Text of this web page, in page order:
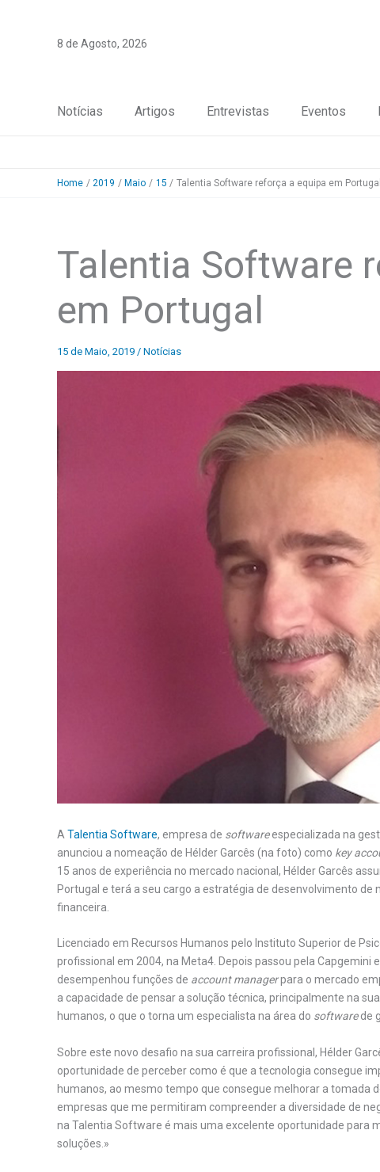
8 de Agosto, 2026
Notícias Artigos Entrevistas Eventos
Home 2019 Maio 15 Talentia Software reforça a equipa em Portugal
Talentia Software
em Portugal
15 de Maio, 2019 / Notícias
A Talentia Software, empresa de softwareespecializada na
anunciou a nomeação de Hélder Garcês (na foto) como key
15 anos de experiência no mercado nacional, Hélder Garcês
Portugal e terá a seu cargo a estratégia de desenvolvimento de
financeira.
Licenciado em Recursos Humanos pelo Instituto Superior de
profissional em 2004, na Meta4. Depois passou pela Capgemini
desempenhou funções de account managerpara o mercado
a capacidade de pensar a solução técnica, principalmente na
humanos, o que o torna um especialista na área do softwarede
Sobre este novo desafio na sua carreira profissional, Hélder
oportunidade de perceber como é que a tecnologia consegue
humanos, ao mesmo tempo que consegue melhorar a tomada
empresas que me permitiram compreender a diversidade de
na Talentia Software é mais uma excelente oportunidade para
soluções.»